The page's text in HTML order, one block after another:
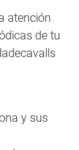
atención
de tu
y sus